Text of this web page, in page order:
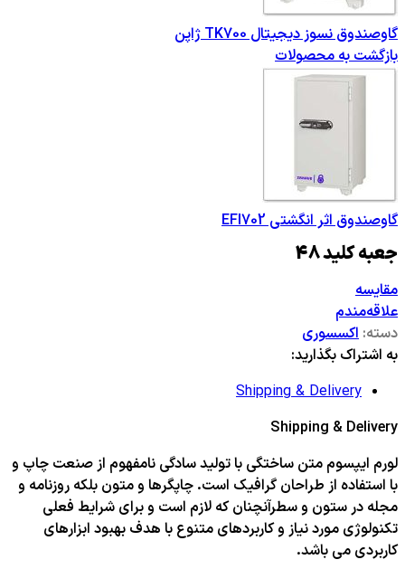
گاوصندوق نسوز دیجیتال TK700 ژاپن
بازگشت به محصولات
گاوصندوق اثر انگشتی EFI702
جعبه کلید 48
مقایسه
علاقه‌مندم
دسته: اکسسوری
به اشتراک بگذارید:
Shipping & Delivery
Shipping & Delivery
لورم ایپسوم متن ساختگی با تولید سادگی نامفهوم از صنعت چاپ و
با استفاده از طراحان گرافیک است. چاپگرها و متون بلکه روزنامه و
مجله در ستون و سطرآنچنان که لازم است و برای شرایط فعلی
تکنولوژی مورد نیاز و کاربردهای متنوع با هدف بهبود ابزارهای
کاربردی می باشد.